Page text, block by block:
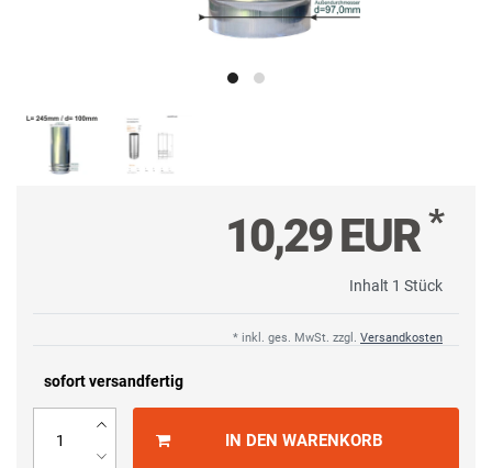
10,29 EUR*
Inhalt 1 Stück
* inkl. ges. MwSt. zzgl. Versandkosten
sofort versandfertig
IN DEN WARENKORB